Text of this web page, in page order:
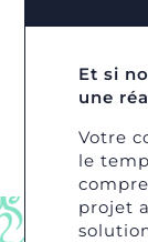
Et si
une
Votre
le
projet